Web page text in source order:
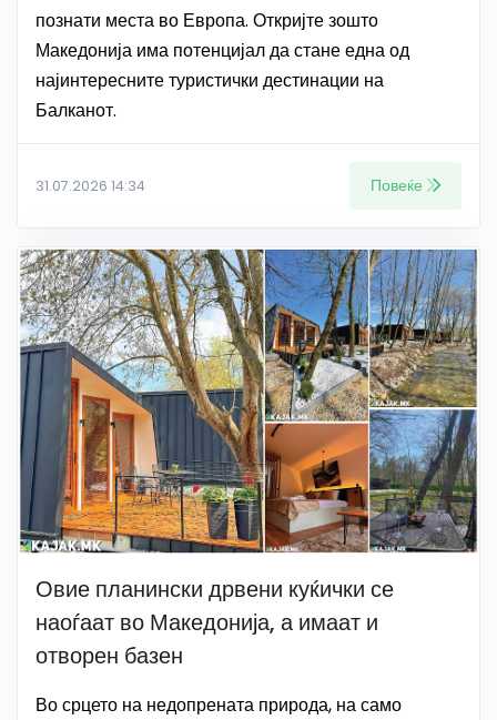
познати места во Европа. Откријте зошто
Македонија има потенцијал да стане една од
најинтересните туристички дестинации на
Балканот.
31.07.2026 14:34 Повеќе
Овие планински дрвени куќички се
наоѓаат во Македонија, а имаат и
отворен базен
Во срцето на недопрената природа, на само